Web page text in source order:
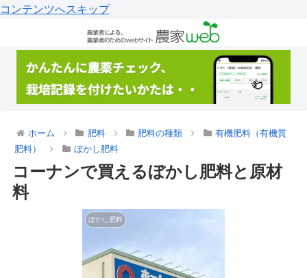
コンテンツへスキップ
ホーム 肥料 肥料の種類
有機肥料（有機質
肥料）
ぼかし肥料
コーナンで買えるぼかし肥料と原材
料
ぼかし肥料